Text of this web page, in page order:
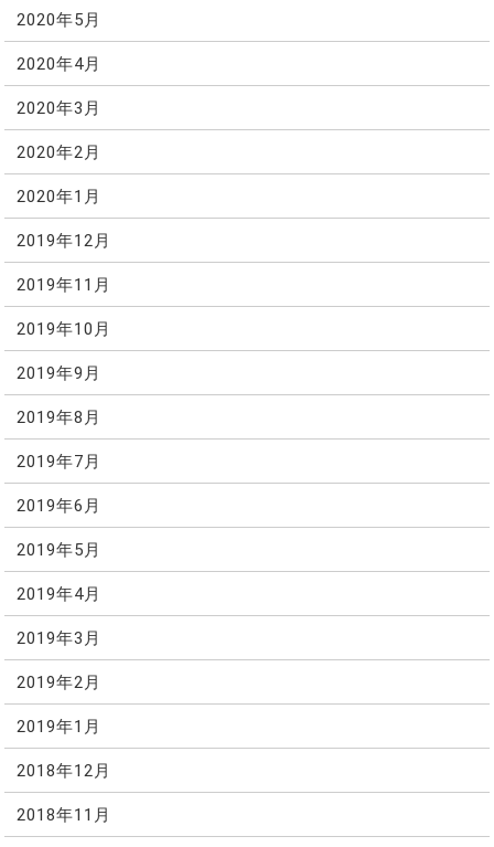
2020年5月
2020年4月
2020年3月
2020年2月
2020年1月
2019年12月
2019年11月
2019年10月
2019年9月
2019年8月
2019年7月
2019年6月
2019年5月
2019年4月
2019年3月
2019年2月
2019年1月
2018年12月
2018年11月